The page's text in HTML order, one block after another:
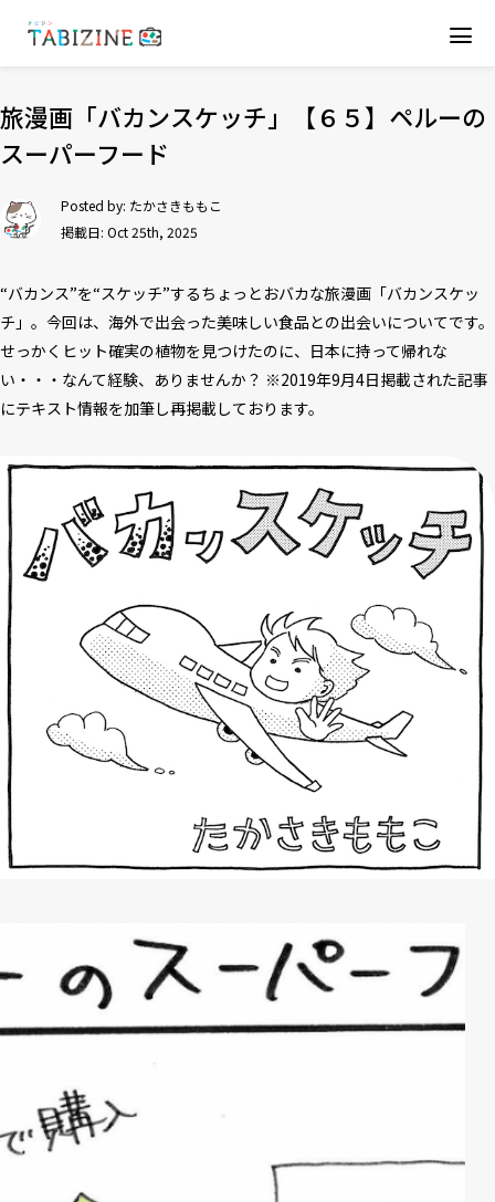
旅漫画「バカンスケッチ」【６５】ペルーの
スーパーフード
Posted by: たかさきももこ
掲載日: Oct 25th, 2025
“バカンス”を“スケッチ”するちょっとおバカな旅漫画「バカンスケッ
チ」。今回は、海外で出会った美味しい食品との出会いについてです。
せっかくヒット確実の植物を見つけたのに、日本に持って帰れな
い・・・なんて経験、ありませんか？ ※2019年9月4日掲載された記事
にテキスト情報を加筆し再掲載しております。